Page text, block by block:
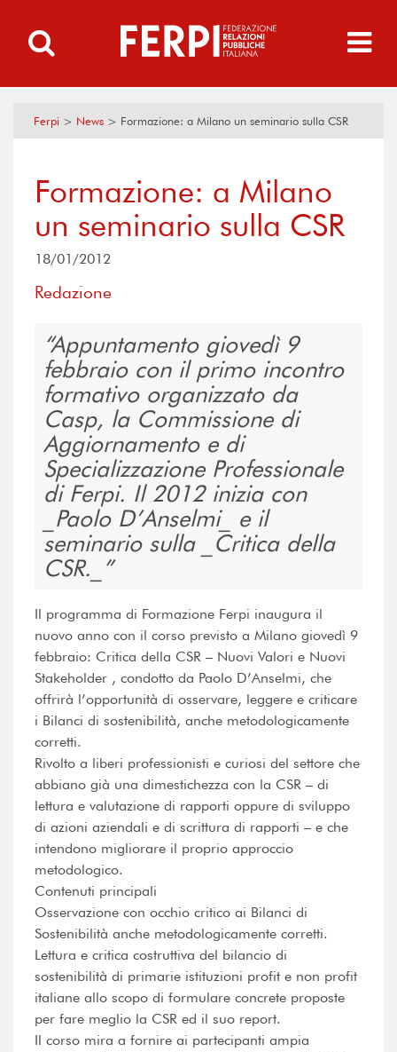
Ferpi > News > Formazione: a Milano un seminario sulla CSR
Formazione: a Milano
un seminario sulla CSR
18/01/2012
Redazione
Appuntamento giovedì 9
febbraio con il primo incontro
formativo organizzato da
Casp, la Commissione di
Aggiornamento e di
Specializzazione Professionale
di Ferpi. Il 2012 inizia con
_Paolo D’Anselmi_ e il
seminario sulla _Critica della
CSR._
Il programma di Formazione Ferpi inaugura il
nuovo anno con il corso previsto a Milano giovedì 9
febbraio: Critica della CSR – Nuovi Valori e Nuovi
Stakeholder , condotto da Paolo D’Anselmi, che
offrirà l’opportunità di osservare, leggere e criticare
i Bilanci di sostenibilità, anche metodologicamente
corretti.
Rivolto a liberi professionisti e curiosi del settore che
abbiano già una dimestichezza con la CSR – di
lettura e valutazione di rapporti oppure di sviluppo
di azioni aziendali e di scrittura di rapporti – e che
intendono migliorare il proprio approccio
metodologico.
Contenuti principali
Osservazione con occhio critico ai Bilanci di
Sostenibilità anche metodologicamente corretti.
Lettura e critica costruttiva del bilancio di
sostenibilità di primarie istituzioni profit e non profit
italiane allo scopo di formulare concrete proposte
per fare meglio la CSR ed il suo report.
Il corso mira a fornire ai partecipanti ampia